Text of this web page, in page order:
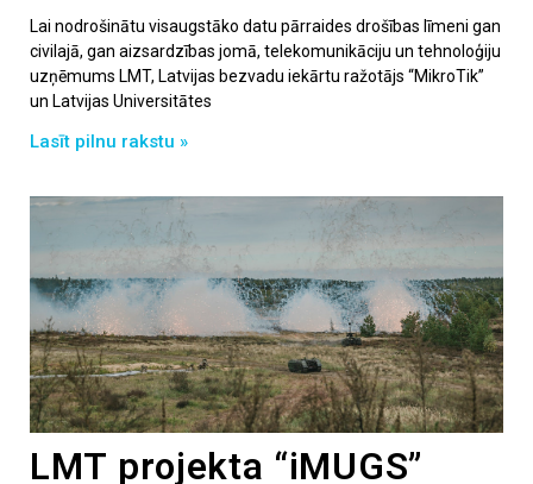
Lai nodrošinātu visaugstāko datu pārraides drošības līmeni gan
civilajā, gan aizsardzības jomā, telekomunikāciju un tehnoloģiju
uzņēmums LMT, Latvijas bezvadu iekārtu ražotājs “MikroTik”
un Latvijas Universitātes
Lasīt pilnu rakstu »
LMT projekta “iMUGS”